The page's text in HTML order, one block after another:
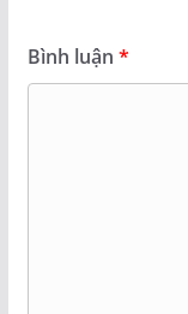
Bình luận *